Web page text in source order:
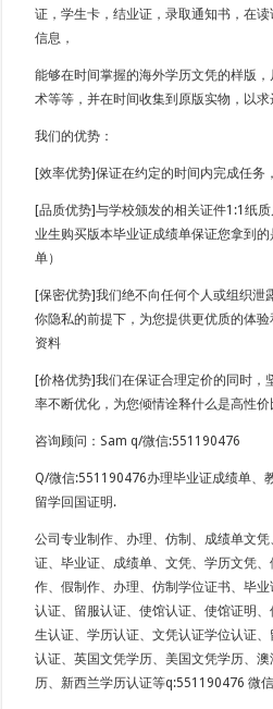
证，学生卡，结业证，录取通知书，在
信息，
能够在时间掌握的海外学历文凭的样版
术等等，并在时间收集到原版实物，以求
我们的优势：
[效率优势]保证在约定的时间内完成任务
[品质优势]与学校颁发的相关证件1:1纸
业生购买版本毕业证成绩单保证您拿到
单）
[保密优势]我们绝不向任何个人或组织泄
你隐私的前提下，为您提供更优质的体
资料
[价格优势]我们在保证合理定价的同时，
率不断优化，为您倾情诠释什么是高性价
咨询顾问：Sam q/微信:551190476
Q/微信:551190476办理毕业证成绩单、
留学回国证明.
公司专业制作、办理、仿制、成绩单文
证、毕业证、成绩单、文凭、学历文凭
作、假制作、办理、仿制学位证书、毕
认证、留服认证、使馆认证、使馆证明
生认证、学历认证、文凭认证学位认证
认证、英国文凭学历、美国文凭学历、
历、新西兰学历认证等q:551190476 微